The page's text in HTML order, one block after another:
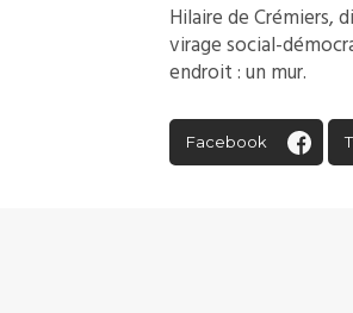
Hilaire de Crémiers,
virage social-
endroit : un mur.
Facebook